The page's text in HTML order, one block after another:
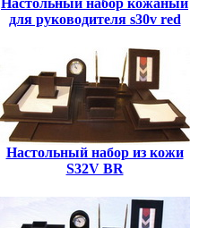
Настольный набор кожаный
для руководителя s30v red
Настольный набор из кожи
S32V BR